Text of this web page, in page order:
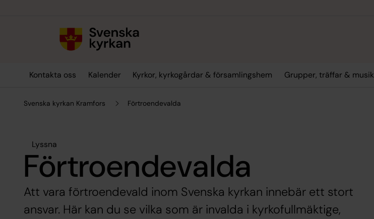
Kontakta oss Kalender Kyrkor, kyrkogårdar & församlingshem Grupper, träffar & musik
Svenska kyrkan Kramfors Förtroendevalda
Lyssna
Förtroendevalda
Att vara förtroendevald inom Svenska kyrkan innebär ett stort
ansvar. Här kan du se vilka som är invalda i kyrkofullmäktige,